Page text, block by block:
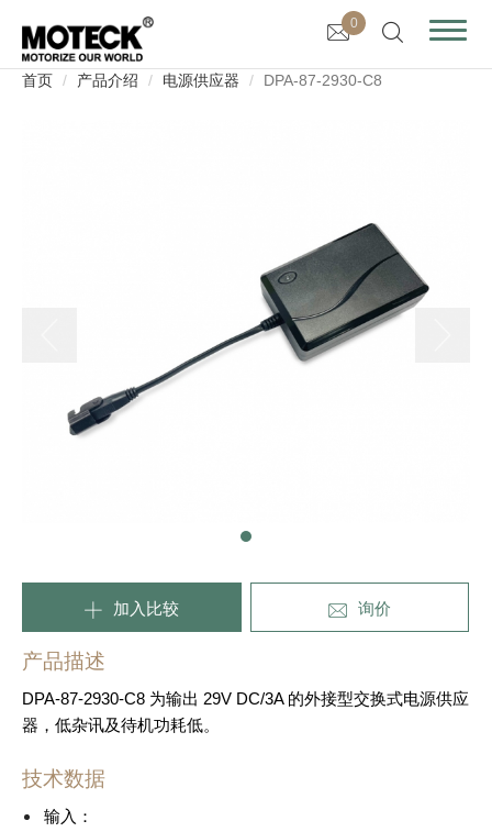
0
首页 产品介绍 电源供应器 DPA-87-2930-C8
加入比较 询价
产品描述
DPA-87-2930-C8 为输出 29V DC/3A 的外接型交换式电源供应
器，低杂讯及待机功耗低。
技术数据
输入：